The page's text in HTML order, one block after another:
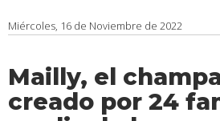
Miércoles, 16 de Noviembre de 2022
Mailly, el
creado por 24